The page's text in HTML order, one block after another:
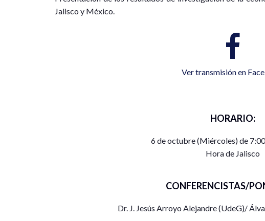
Jalisco y México.
Ver transmisión en
HORARIO:
6 de octubre (Miércoles) de
Hora de Jalisco
CONFERENCISTAS/
Dr. J. Jesús Arroyo Alejandre (UdeG)/